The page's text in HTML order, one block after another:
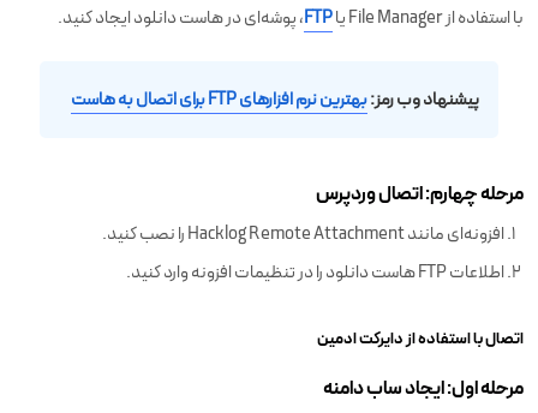
با استفاده از File Manager یا FTP، پوشه‌ای در هاست دانلود ایجاد کنید.
پيشنهاد وب رمز:بهترین نرم افزارهای FTP برای اتصال به هاست
مرحله چهارم: اتصال وردپرس
افزونه‌ای مانند Hacklog Remote Attachment را نصب کنید.
اطلاعات FTP هاست دانلود را در تنظیمات افزونه وارد کنید.
اتصال با استفاده از دایرکت ادمین
مرحله اول:‌ ایجاد ساب دامنه